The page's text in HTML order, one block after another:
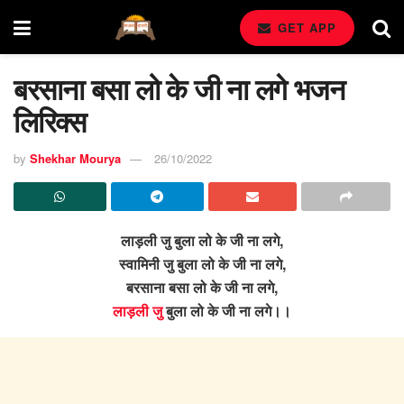
GET APP
बरसाना बसा लो के जी ना लगे भजन
लिरिक्स
by Shekhar Mourya 26/10/2022
लाड़ली जु बुला लो के जी ना लगे,
स्वामिनी जु बुला लो के जी ना लगे,
बरसाना बसा लो के जी ना लगे,
लाड़ली जुबुला लो के जी ना लगे।।